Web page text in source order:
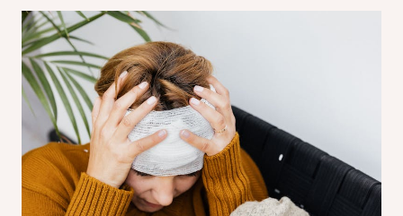
INTÉRIEUR
QUI
SABOTE
VOTRE
AMOUR